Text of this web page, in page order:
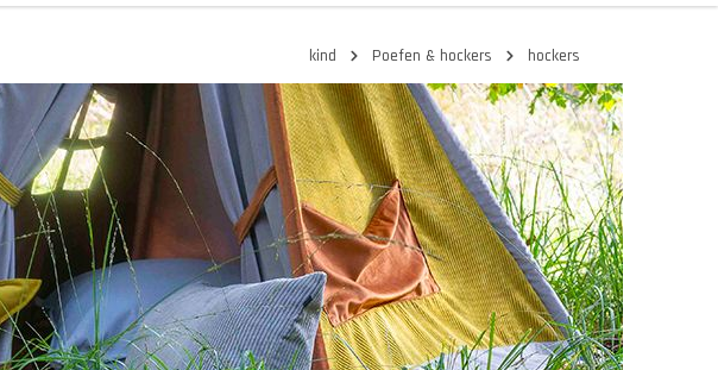
kind Poefen & hockers hockers